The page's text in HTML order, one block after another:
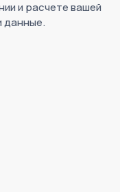
и расчете вашей
данные.